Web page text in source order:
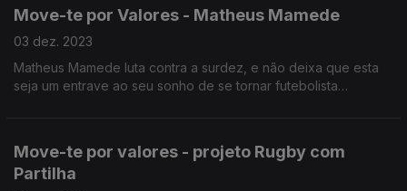
Move-te por Valores - Matheus Mamede
03 dez. 2023
Matheus Mamede luta contra a surdez, e não deixa que esta
seja um entrave ao seu sonho de se tornar futebolista
Move-te por valores - projeto Rugby com
Partilha